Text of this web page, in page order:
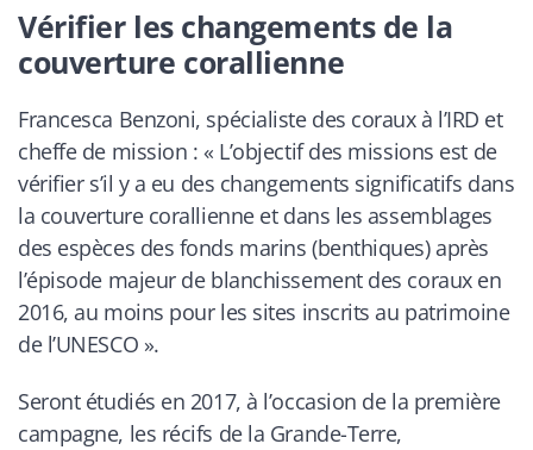
Vérifier les changements de la
couverture corallienne
Francesca Benzoni, spécialiste des coraux à l’IRD et
cheffe de mission :« L’objectif des missions est de
vérifier s’il y a eu des changements significatifs dans
la couverture corallienne et dans les assemblages
des espèces des fonds marins (benthiques) après
l’épisode majeur de blanchissement des coraux en
2016, au moins pour les sites inscrits au patrimoine
de l’UNESCO ».
Seront étudiés en 2017, à l’occasion de la première
campagne, les récifs de la Grande-Terre,